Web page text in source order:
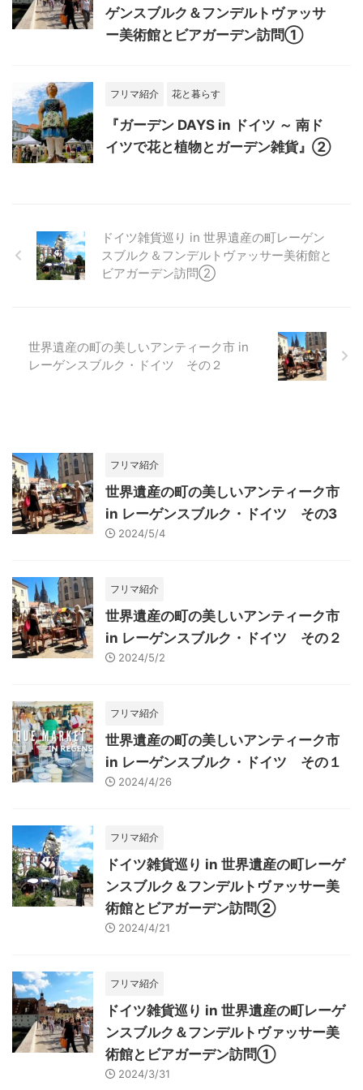
ゲンスブルク＆フンデルトヴァッサ
ー美術館とビアガーデン訪問①
フリマ紹介 花と暮らす
『ガーデン DAYS in ドイツ ～ 南ド
イツで花と植物とガーデン雑貨』②
ドイツ雑貨巡り in 世界遺産の町レーゲン
スブルク＆フンデルトヴァッサー美術館と
ビアガーデン訪問②
世界遺産の町の美しいアンティーク市 in
レーゲンスブルク・ドイツ その２
フリマ紹介
世界遺産の町の美しいアンティーク市
in レーゲンスブルク・ドイツ その3
2024/5/4
フリマ紹介
世界遺産の町の美しいアンティーク市
in レーゲンスブルク・ドイツ その２
2024/5/2
フリマ紹介
世界遺産の町の美しいアンティーク市
in レーゲンスブルク・ドイツ その１
2024/4/26
フリマ紹介
ドイツ雑貨巡り in 世界遺産の町レーゲ
ンスブルク＆フンデルトヴァッサー美
術館とビアガーデン訪問②
2024/4/21
フリマ紹介
ドイツ雑貨巡り in 世界遺産の町レーゲ
ンスブルク＆フンデルトヴァッサー美
術館とビアガーデン訪問①
2024/3/31